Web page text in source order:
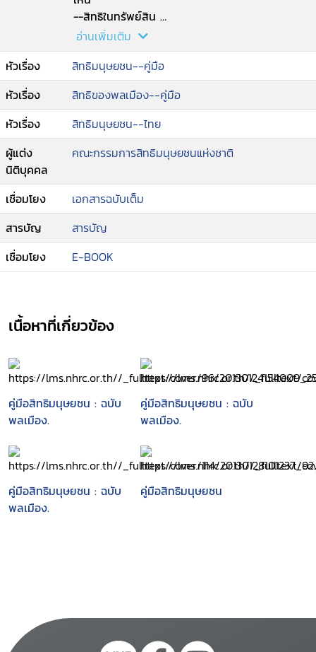
--สิทธิในทรัพย์สิน
--สิทธิทางการศึกษา
--สิทธิมนุษยชนที่ส่งผลต่อความเป็นอยู่ของเรา
--สิทธิสตรี
--สิทธิเด็ก
--สิทธิของคนพิการ
--สิทธิของชาวไทยภูเขา
--สิทธิในที่อยู่อาศัย
--สิทธิด้านการมีส่วนร่วม
ปรามยาเสพติด
--สิทธิผู้บริโภค
--กลไกการส่งเสริมและคุ้มครองสิทธิในประเทศไทย
--คณะกรรมการสิทธิมนุษยชนแห่งชาติ : กลไกการ
ส่งเสริมและคุ้มครองสิทธิของเรา
--ผู้ลี้ภัย
--การเลือกปฏิบัติ.
อ่านเพิ่มเติม
หัวเรื่อง
สิทธิมนุษยชน--คู่มือ
หัวเรื่อง
สิทธิของพลเมือง--คู่มือ
หัวเรื่อง
สิทธิมนุษยชน--ไทย
ผู้แต่ง
นิติบุคคล
คณะกรรมการสิทธิมนุษยชนแห่งชาติ
เชื่อมโยง
เอกสารฉบับเต็ม
สารบัญ
สารบัญ
เชื่อมโยง
E-BOOK
เนื้อหาที่เกี่ยวข้อง
คู่มือสิทธิมนุษยชน : ฉบับ
พลเมือง.
คู่มือสิทธิมนุษยชน : ฉบับ
พลเมือง.
คู่มือสิทธิมนุษยชน : ฉบับ
พลเมือง.
คู่มือสิทธิมนุษยชน